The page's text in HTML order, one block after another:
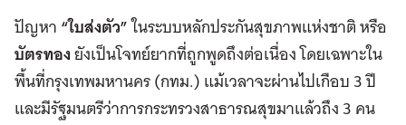
ปัญหา“ใบส่งตัว”ในระบบหลักประกันสุขภาพแห่งชาติ หรือ
บัตรทองยังเป็นโจทย์ยากที่ถูกพูดถึงต่อเนื่อง โดยเฉพาะใน
พื้นที่กรุงเทพมหานคร (กทม.) แม้เวลาจะผ่านไปเกือบ 3 ปี
และมีรัฐมนตรีว่าการกระทรวงสาธารณสุขมาแล้วถึง 3 คน